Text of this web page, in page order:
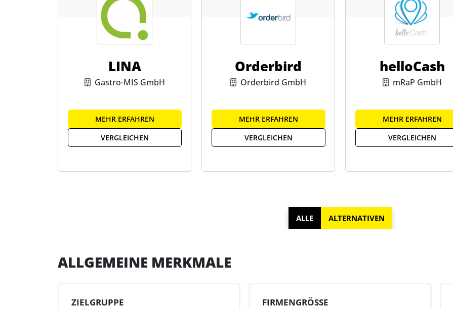
LINA
Gastro-MIS GmbH
MEHR ERFAHREN
VERGLEICHEN
Orderbird
Orderbird GmbH
MEHR ERFAHREN
VERGLEICHEN
helloCash
mRaP GmbH
MEHR ERFAHREN
VERGLEICHEN
ALLE ALTERNATIVEN
ALLGEMEINE MERKMALE
ZIELGRUPPE FIRMENGRÖSSE